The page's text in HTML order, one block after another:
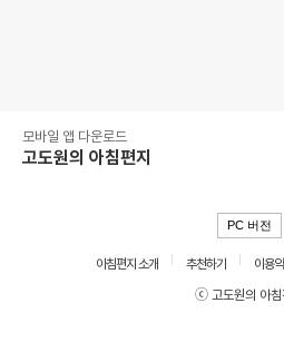
모바일 앱 다운로드
고도원의 아침편지
PC 버전
아침편지 소개 추천하기 이용
ⓒ 고도원의 아침